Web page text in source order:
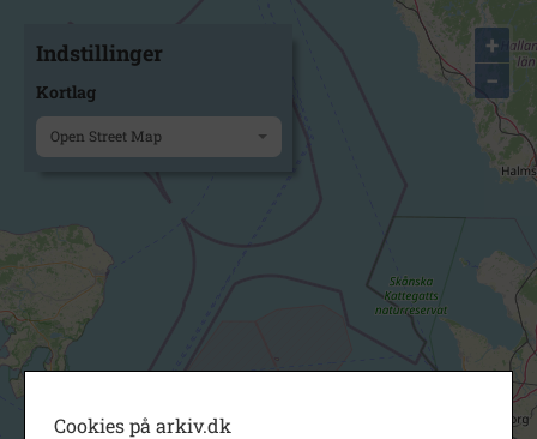
+
−
Indstillinger
Kortlag
Open Street Map
Cookies på arkiv.dk